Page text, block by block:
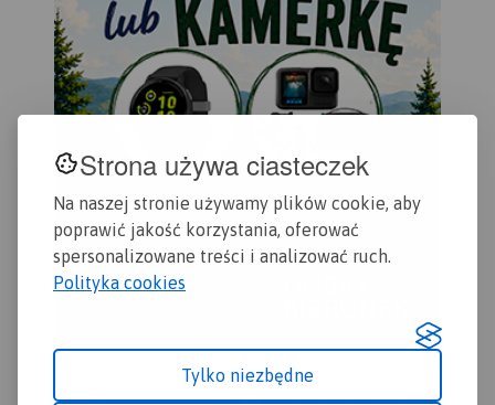
Strona używa ciasteczek
Na naszej stronie używamy plików cookie, aby
poprawić jakość korzystania, oferować
spersonalizowane treści i analizować ruch.
Polityka cookies
Tylko niezbędne